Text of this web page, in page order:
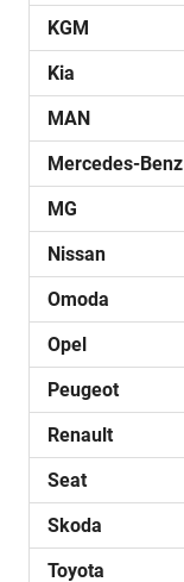
KGM
Kia
MAN
Mercedes-Benz
MG
Nissan
Omoda
Opel
Peugeot
Renault
Seat
Skoda
Toyota